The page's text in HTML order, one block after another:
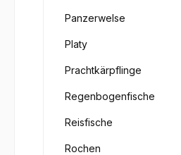
Panzerwelse
Platy
Prachtkärpflinge
Regenbogenfische
Reisfische
Rochen